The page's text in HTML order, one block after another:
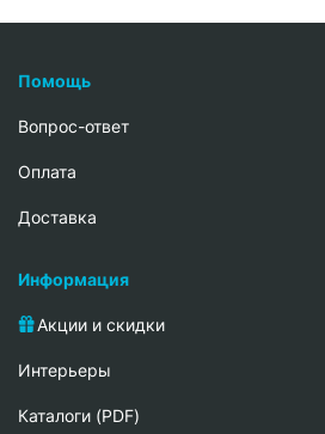
Помощь
Вопрос-ответ
Oплата
Доставка
Информация
Акции и скидки
Интерьеры
Каталоги (PDF)